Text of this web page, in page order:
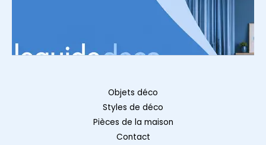
Objets déco
Styles de déco
Pièces de la maison
Contact